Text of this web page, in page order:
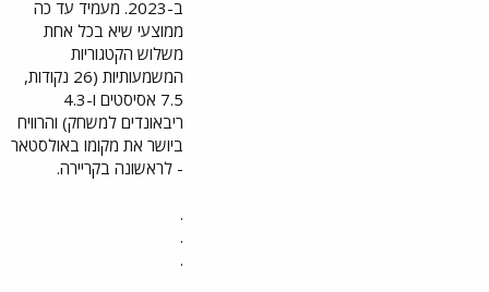
ב-2023. מעמיד עד כה
ממוצעי שיא בכל אחת
משלוש הקטגוריות
המשמעותיות (26 נקודות,
7.5 אסיסטים ו-4.3
ריבאונדים למשחק) והרוויח
ביושר את מקומו באולסטאר
- לראשונה בקריירה.
.
.
.